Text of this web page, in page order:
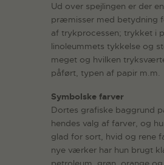
Ud over spejlingen er der
præmisser med betydning
af trykprocessen; trykket i
linoleummets tykkelse og
meget og hvilken
påført, typen af papir m.m.
Symbolske farver
Dortes grafiske baggrund
hendes valg af farver, og
glad for sort, hvid og rene
nye værker har hun brugt